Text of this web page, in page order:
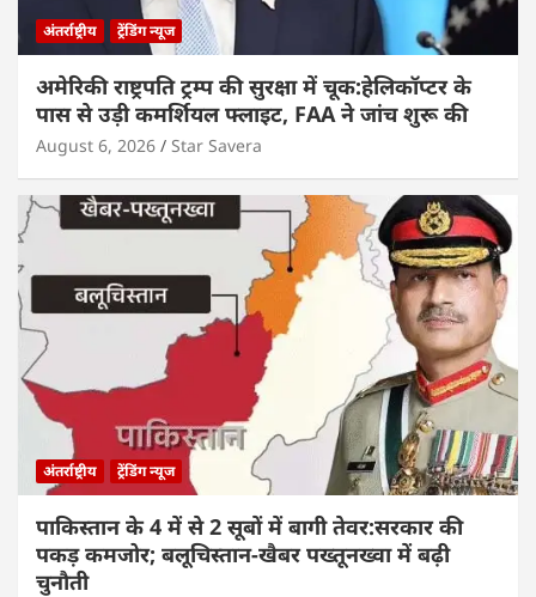
अंतर्राष्ट्रीय ट्रेंडिंग न्यूज
अमेरिकी राष्ट्रपति ट्रम्प की सुरक्षा में चूक:हेलिकॉप्टर के
पास से उड़ी कमर्शियल फ्लाइट, FAA ने जांच शुरू की
August 6, 2026 Star Savera
अंतर्राष्ट्रीय ट्रेंडिंग न्यूज
पाकिस्तान के 4 में से 2 सूबों में बागी तेवर:सरकार की
पकड़ कमजोर; बलूचिस्तान-खैबर पख्तूनख्वा में बढ़ी
चुनौती